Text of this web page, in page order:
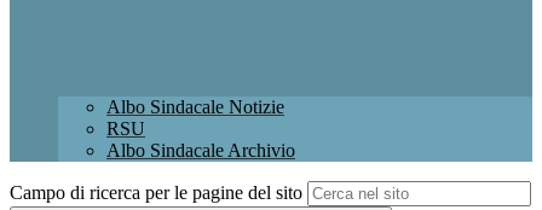
Albo Sindacale Notizie
RSU
Albo Sindacale Archivio
Campo di ricerca per le pagine del sito